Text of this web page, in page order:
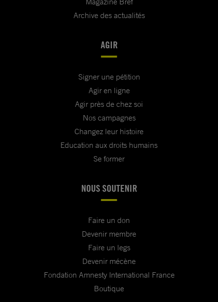
Archive des actualités
AGIR
Signer une pétition
Agir en ligne
Agir près de chez soi
Nos campagnes
Changez leur histoire
Education aux droits humains
Se former
NOUS SOUTENIR
Faire un don
Devenir membre
Faire un legs
Devenir mécène
Fondation Amnesty International France
Boutique